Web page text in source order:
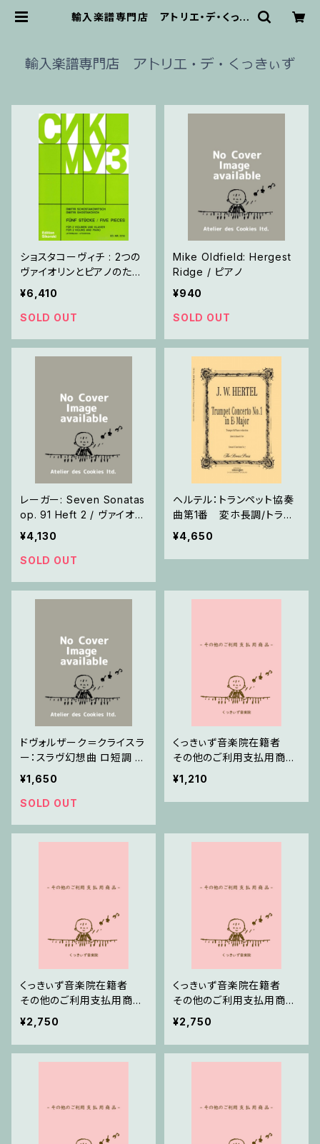
輸入楽譜専門店 アトリエ・デ・くっき
ショスタコーヴィチ : 2つの
ヴァイオリンとピアノのため
の 5つの小品 / ヴァイオリン
2とピアノ
¥6,410
SOLD OUT
Mike Oldfield: Hergest
Ridge / ピアノ
¥940
SOLD OUT
レーガー: Seven Sonatas
op. 91 Heft 2 / ヴァイオリ
ン
¥4,130
SOLD OUT
ヘルテル：トランペット協奏
曲第1番 変ホ長調/トラン
ペット・ピアノ
¥4,650
ドヴォルザーク＝クライスラ
ー：スラヴ幻想曲 ロ短調 fr
om Op.55-4, Op.75 / ヴ
ァイオリンとピアノ
¥1,650
SOLD OUT
くっきぃず音楽院在籍者
その他のご利用支払用商
品 テクニック
¥1,210
くっきぃず音楽院在籍者
その他のご利用支払用商
品 ワニくんのキーボード
¥2,750
くっきぃず音楽院在籍者
その他のご利用支払用商
品 おばけのぼうけん２巻
¥2,750